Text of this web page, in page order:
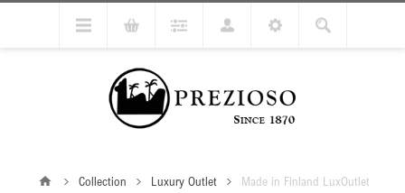
Collection Luxury Outlet Made in Finland LuxOutlet